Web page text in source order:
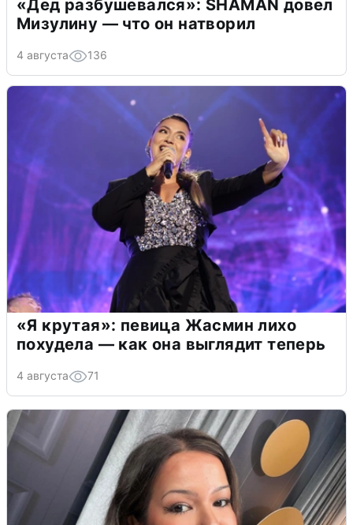
«Дед разбушевался»: SHAMAN довел
Мизулину — что он натворил
4 августа 136
«Я крутая»: певица Жасмин лихо
похудела — как она выглядит теперь
4 августа 71